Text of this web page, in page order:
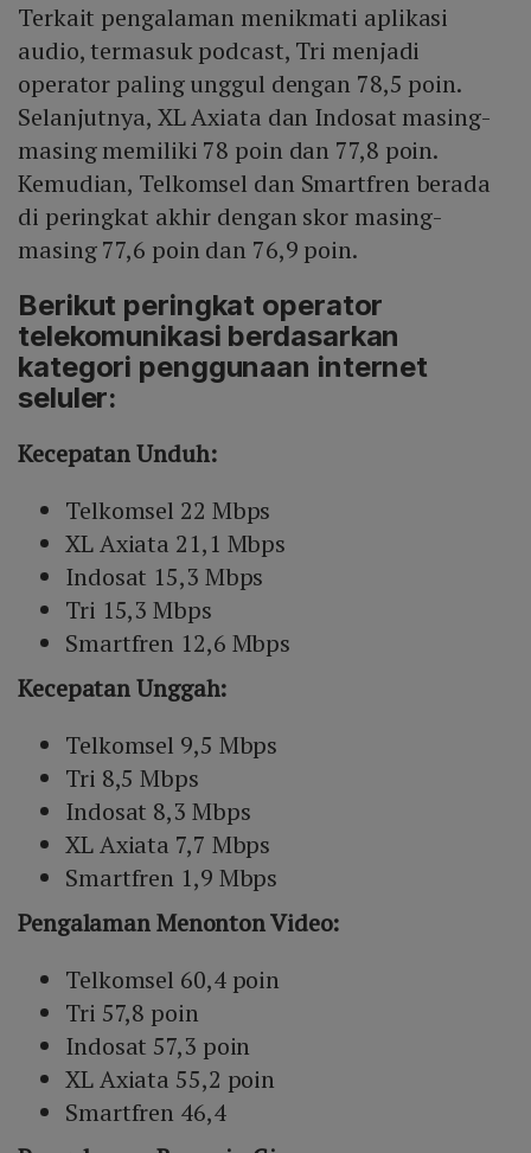
Terkait pengalaman menikmati aplikasi
audio, termasuk podcast, Tri menjadi
operator paling unggul dengan 78,5 poin.
Selanjutnya, XL Axiata dan Indosat masing-
masing memiliki 78 poin dan 77,8 poin.
Kemudian, Telkomsel dan Smartfren berada
di peringkat akhir dengan skor masing-
masing 77,6 poin dan 76,9 poin.
Berikut peringkat operator
telekomunikasi berdasarkan
kategori penggunaan internet
seluler:
Kecepatan Unduh:
Telkomsel 22 Mbps
XL Axiata 21,1 Mbps
Indosat 15,3 Mbps
Tri 15,3 Mbps
Smartfren 12,6 Mbps
Kecepatan Unggah:
Telkomsel 9,5 Mbps
Tri 8,5 Mbps
Indosat 8,3 Mbps
XL Axiata 7,7 Mbps
Smartfren 1,9 Mbps
Pengalaman Menonton Video:
Telkomsel 60,4 poin
Tri 57,8 poin
Indosat 57,3 poin
XL Axiata 55,2 poin
Smartfren 46,4